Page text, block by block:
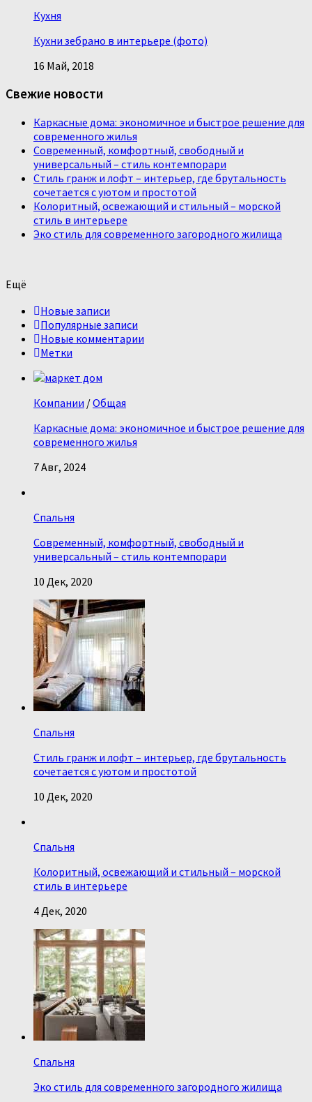
Кухня
Кухни зебрано в интерьере (фото)
16 Май, 2018
Свежие новости
Каркасные дома: экономичное и быстрое решение для
современного жилья
Современный, комфортный, свободный и
универсальный – стиль контемпорари
Стиль гранж и лофт – интерьер, где брутальность
сочетается с уютом и простотой
Колоритный, освежающий и стильный – морской
стиль в интерьере
Эко стиль для современного загородного жилища
Ещё
Новые записи
Популярные записи
Новые комментарии
Метки
Компании /Общая
Каркасные дома: экономичное и быстрое решение для
современного жилья
7 Авг, 2024
Спальня
Современный, комфортный, свободный и
универсальный – стиль контемпорари
10 Дек, 2020
Спальня
Стиль гранж и лофт – интерьер, где брутальность
сочетается с уютом и простотой
10 Дек, 2020
Спальня
Колоритный, освежающий и стильный – морской
стиль в интерьере
4 Дек, 2020
Спальня
Эко стиль для современного загородного жилища